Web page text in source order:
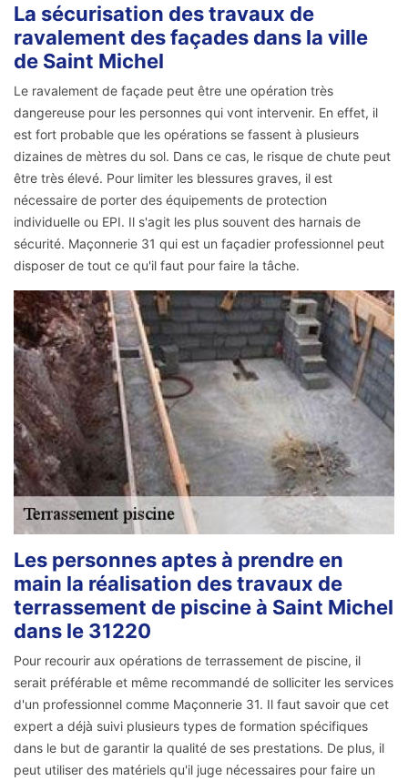
La sécurisation des travaux de
ravalement des façades dans la ville
de Saint Michel
Le ravalement de façade peut être une opération très
dangereuse pour les personnes qui vont intervenir. En effet, il
est fort probable que les opérations se fassent à plusieurs
dizaines de mètres du sol. Dans ce cas, le risque de chute peut
être très élevé. Pour limiter les blessures graves, il est
nécessaire de porter des équipements de protection
individuelle ou EPI. Il s'agit les plus souvent des harnais de
sécurité. Maçonnerie 31 qui est un façadier professionnel peut
disposer de tout ce qu'il faut pour faire la tâche.
Les personnes aptes à prendre en
main la réalisation des travaux de
terrassement de piscine à Saint Michel
dans le 31220
Pour recourir aux opérations de terrassement de piscine, il
serait préférable et même recommandé de solliciter les services
d'un professionnel comme Maçonnerie 31. Il faut savoir que cet
expert a déjà suivi plusieurs types de formation spécifiques
dans le but de garantir la qualité de ses prestations. De plus, il
peut utiliser des matériels qu'il juge nécessaires pour faire un